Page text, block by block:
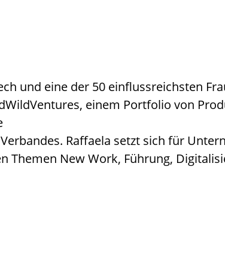
und eine der 50 einflussreichsten
einem Portfolio von
Raffaela setzt sich für
Themen New Work, Führung,